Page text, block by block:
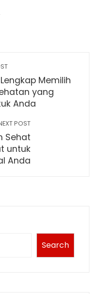
Memilih
yang
Anda
POST
Sehat
untuk
Anda
Search